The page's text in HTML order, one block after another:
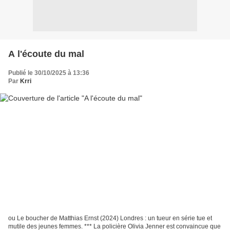
A l'écoute du mal
Publié le 30/10/2025 à 13:36
Par Krri
ou Le boucher de Matthias Ernst (2024) Londres : un tueur en série tue et
mutile des jeunes femmes. *** La policière Olivia Jenner est convaincue que